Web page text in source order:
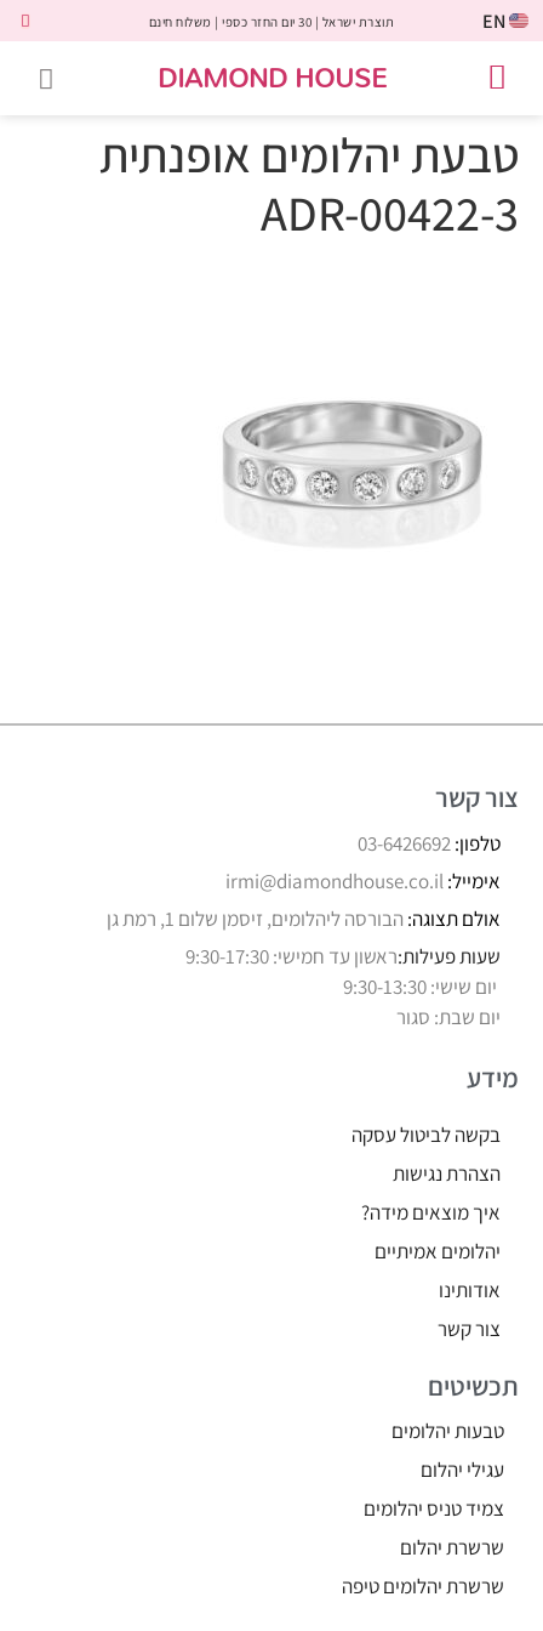
EN תוצרת ישראל | 30 יום החזר כספי | משלוח חינם
DIAMOND HOUSE
טבעת יהלומים אופנתית
ADR-00422-3
צור קשר
טלפון:03-6426692
אימייל:irmi@diamondhouse.co.il
אולם תצוגה: הבורסה ליהלומים, זיסמן שלום 1, רמת גן
שעות פעילות:ראשון עד חמישי: 9:30-17:30
יום שישי: 9:30-13:30
יום שבת: סגור
מידע
בקשה לביטול עסקה
הצהרת נגישות
איך מוצאים מידה?
יהלומים אמיתיים
אודותינו
צור קשר
תכשיטים
טבעות יהלומים
עגילי יהלום
צמיד טניס יהלומים
שרשרת יהלום
שרשרת יהלומים טיפה